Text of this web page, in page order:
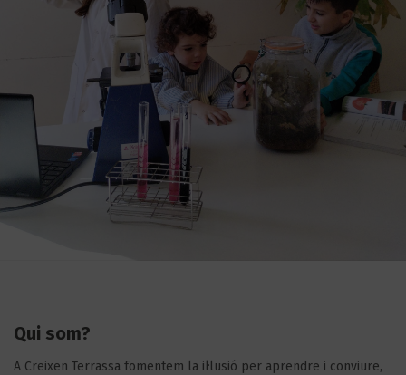
Qui som?
A Creixen Terrassa fomentem la il·lusió per aprendre i conviure,